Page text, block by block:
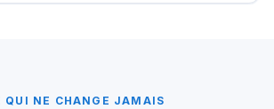
QUI NE CHANGE JAMAIS